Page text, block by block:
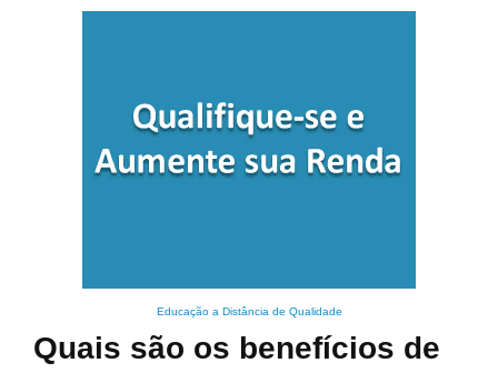
Educação a Distância de Qualidade
Quais são os benefícios de